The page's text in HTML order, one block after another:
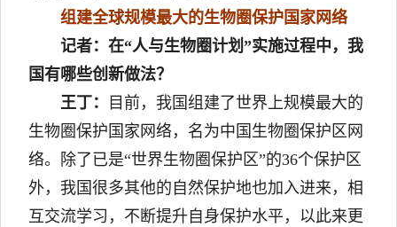
组建全球规模最大的生物圈保护国家网络
记者：在“人与生物圈计划”实施过程中，我
国有哪些创新做法？
王丁：
目前，我国组建了世界上规模最大的
生物圈保护国家网络，名为中国生物圈保护区网
络。除了已是“世界生物圈保护区”的36个保护区
外，我国很多其他的自然保护地也加入进来，相
互交流学习，不断提升自身保护水平，以此来更